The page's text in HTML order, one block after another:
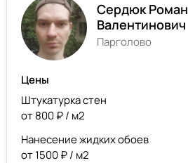
Сердюк Роман
Валентинович
Парголово
Цены
Штукатурка стен
от 800 ₽ / м2
Нанесение жидких обоев
от 1500 ₽ / м2